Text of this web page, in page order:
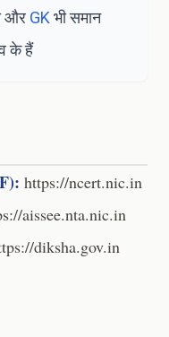
और GK भी समान
के हैं
https://ncert.nic.in
aissee.nta.nic.in
diksha.gov.in